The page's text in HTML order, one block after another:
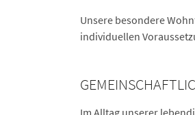
Unsere besondere
individuellen
Im Alltag unserer